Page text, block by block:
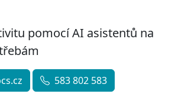
pomocí AI asistentů na
583 802 583